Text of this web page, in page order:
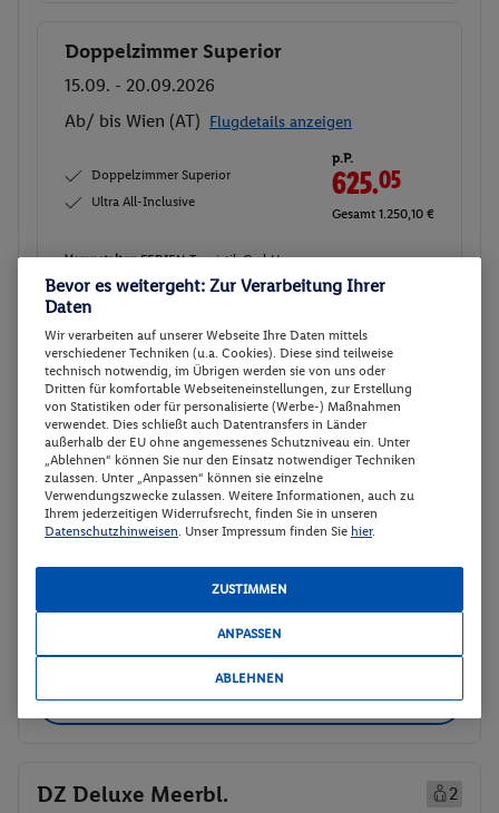
Buchen
Doppelzimmer Superior
15.09. - 20.09.2026
Ab/ bis Wien (AT) Flugdetails anzeigen
Doppelzimmer Superior
Ultra All-Inclusive
p.P.
625.05
Gesamt 1.250,10 €
Veranstalter:FERIEN Touristik GmbH
Weitere Informationen des
Buchen
Buchen
Doppelzimmer Superior
17.09. - 22.09.2026
Ab/ bis Wien (AT) Flugdetails anzeigen
Doppelzimmer Superior
Ultra All-Inclusive
625.05
Gesamt 1.250,10 €
FERIEN Touristik GmbH
Weitere Informationen des
30 weitere Angebote anzeigen
DZ Deluxe Meerbl.
2
Bevor es weitergeht: Zur Verarbeitung Ihrer
Daten
Wir verarbeiten auf unserer Webseite Ihre Daten mittels
verschiedener Techniken (u.a. Cookies). Diese sind teilweise
technisch notwendig, im Übrigen werden sie von uns oder
Dritten für komfortable Webseiteneinstellungen, zur Erstellung
von Statistiken oder für personalisierte (Werbe-) Maßnahmen
verwendet. Dies schließt auch Datentransfers in Länder
außerhalb der EU ohne angemessenes Schutzniveau ein. Unter
„Ablehnen“ können Sie nur den Einsatz notwendiger Techniken
zulassen. Unter „Anpassen“ können sie einzelne
Verwendungszwecke zulassen. Weitere Informationen, auch zu
Ihrem jederzeitigen Widerrufsrecht, finden Sie in unseren
Datenschutzhinweisen. Unser Impressum finden Sie hier.
ZUSTIMMEN
ANPASSEN
ABLEHNEN